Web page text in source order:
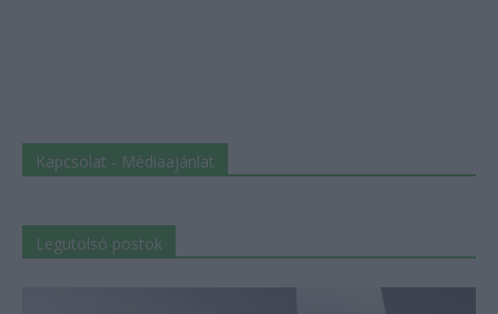
Kapcsolat - Médiaajánlat
Legutolsó postok